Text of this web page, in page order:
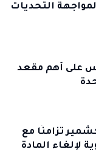
التحديات
على أهم مقعد
تزامنًا مع
لإلغاء المادة